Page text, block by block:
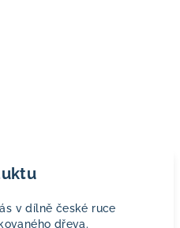
v dílně české ruce
dřeva.